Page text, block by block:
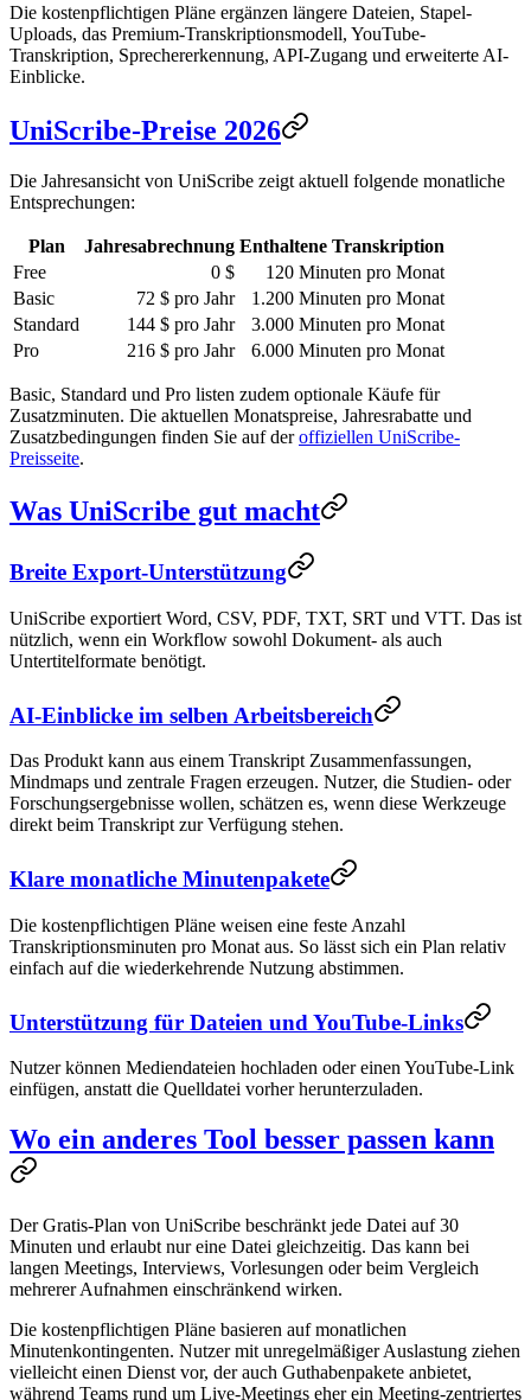
Die kostenpflichtigen Pläne ergänzen längere Dateien, Stapel-
Uploads, das Premium-Transkriptionsmodell, YouTube-
Transkription, Sprechererkennung, API-Zugang und erweiterte AI-
Einblicke.
UniScribe-Preise 2026
Die Jahresansicht von UniScribe zeigt aktuell folgende monatliche
Entsprechungen:
Plan Jahresabrechnung Enthaltene Transkription
Free
0 $
120 Minuten pro Monat
Basic
72 $ pro Jahr
1.200 Minuten pro Monat
Standard
144 $ pro Jahr
3.000 Minuten pro Monat
Pro
216 $ pro Jahr 6.000 Minuten pro Monat
Basic, Standard und Pro listen zudem optionale Käufe für
Zusatzminuten. Die aktuellen Monatspreise, Jahresrabatte und
Zusatzbedingungen finden Sie auf deroffiziellen UniScribe-
Preisseite.
Was UniScribe gut macht
Breite Export-Unterstützung
UniScribe exportiert Word, CSV, PDF, TXT, SRT und VTT. Das ist
nützlich, wenn ein Workflow sowohl Dokument- als auch
Untertitelformate benötigt.
AI-Einblicke im selben Arbeitsbereich
Das Produkt kann aus einem Transkript Zusammenfassungen,
Mindmaps und zentrale Fragen erzeugen. Nutzer, die Studien- oder
Forschungsergebnisse wollen, schätzen es, wenn diese Werkzeuge
direkt beim Transkript zur Verfügung stehen.
Klare monatliche Minutenpakete
Die kostenpflichtigen Pläne weisen eine feste Anzahl
Transkriptionsminuten pro Monat aus. So lässt sich ein Plan relativ
einfach auf die wiederkehrende Nutzung abstimmen.
Unterstützung für Dateien und YouTube-Links
Nutzer können Mediendateien hochladen oder einen YouTube-Link
einfügen, anstatt die Quelldatei vorher herunterzuladen.
Wo ein anderes Tool besser passen kann
Der Gratis-Plan von UniScribe beschränkt jede Datei auf 30
Minuten und erlaubt nur eine Datei gleichzeitig. Das kann bei
langen Meetings, Interviews, Vorlesungen oder beim Vergleich
mehrerer Aufnahmen einschränkend wirken.
Die kostenpflichtigen Pläne basieren auf monatlichen
Minutenkontingenten. Nutzer mit unregelmäßiger Auslastung ziehen
vielleicht einen Dienst vor, der auch Guthabenpakete anbietet,
während Teams rund um Live-Meetings eher ein Meeting-zentriertes